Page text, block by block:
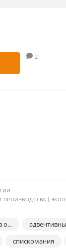
2
о...
спискомания